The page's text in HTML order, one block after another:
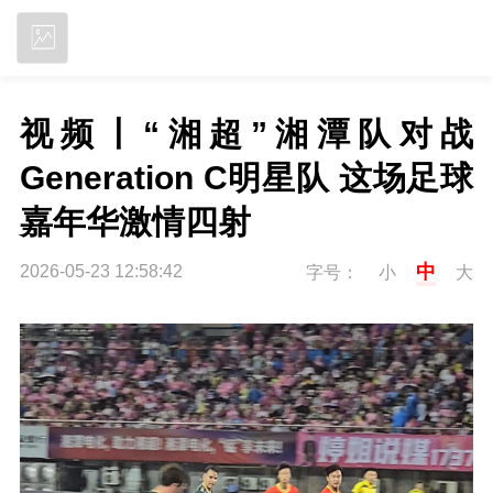
视频丨“湘超”湘潭队对战
Generation C明星队 这场足球
嘉年华激情四射
2026-05-23 12:58:42 字号： 小 中 大